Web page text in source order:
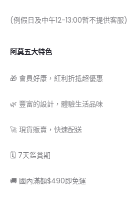
(例假日及中午12-13:00暫不提供客服)
阿莫五大特色
🎁 會員好康，紅利折抵超優惠
🌿 豐富的設計，體驗生活品味
🚀 現貨販賣，快速配送
🗓 7天鑑賞期
🚚 國內滿額$490即免運